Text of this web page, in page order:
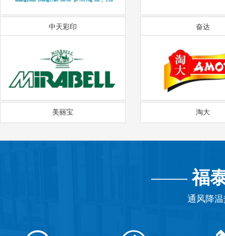
中天彩印 奋达
美丽宝 淘大
——福
通风降